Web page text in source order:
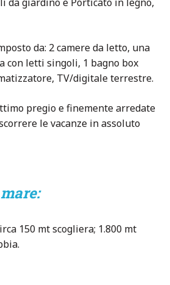
da: 2 camere da letto, una
con letti singoli, 1 bagno box
TV/digitale terrestre.
pregio e finemente arredate
le vacanze in assoluto
150 mt scogliera; 1.800 mt